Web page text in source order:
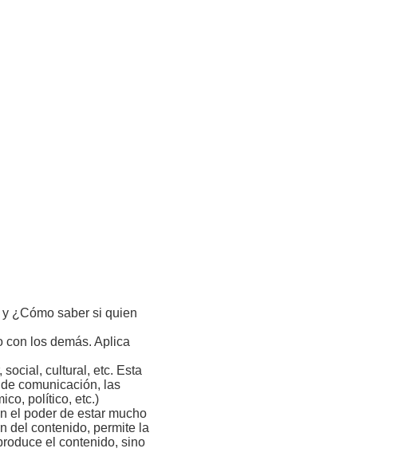
y ¿Cómo saber si quien
con los demás. Aplica
cultural, etc. Esta
comunicación, las
político, etc.)
el poder de estar mucho
del contenido, permite la
el contenido, sino